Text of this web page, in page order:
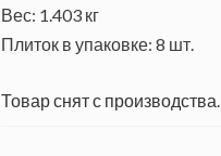
Вес: 1.403 кг
Плиток в упаковке: 8 шт.
Товар снят с производства.